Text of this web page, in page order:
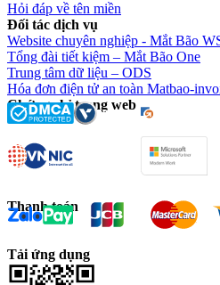
Hỏi đáp về tên miền
Đối tác dịch vụ
Website chuyên nghiệp - Mắt Bão
Tổng đài tiết kiệm – Mắt Bão One
Trung tâm dữ liệu – ODS
Hóa đơn điện tử an toàn Matbao-
Chứng chỉ trang web
Thanh toán
Tải ứng dụng